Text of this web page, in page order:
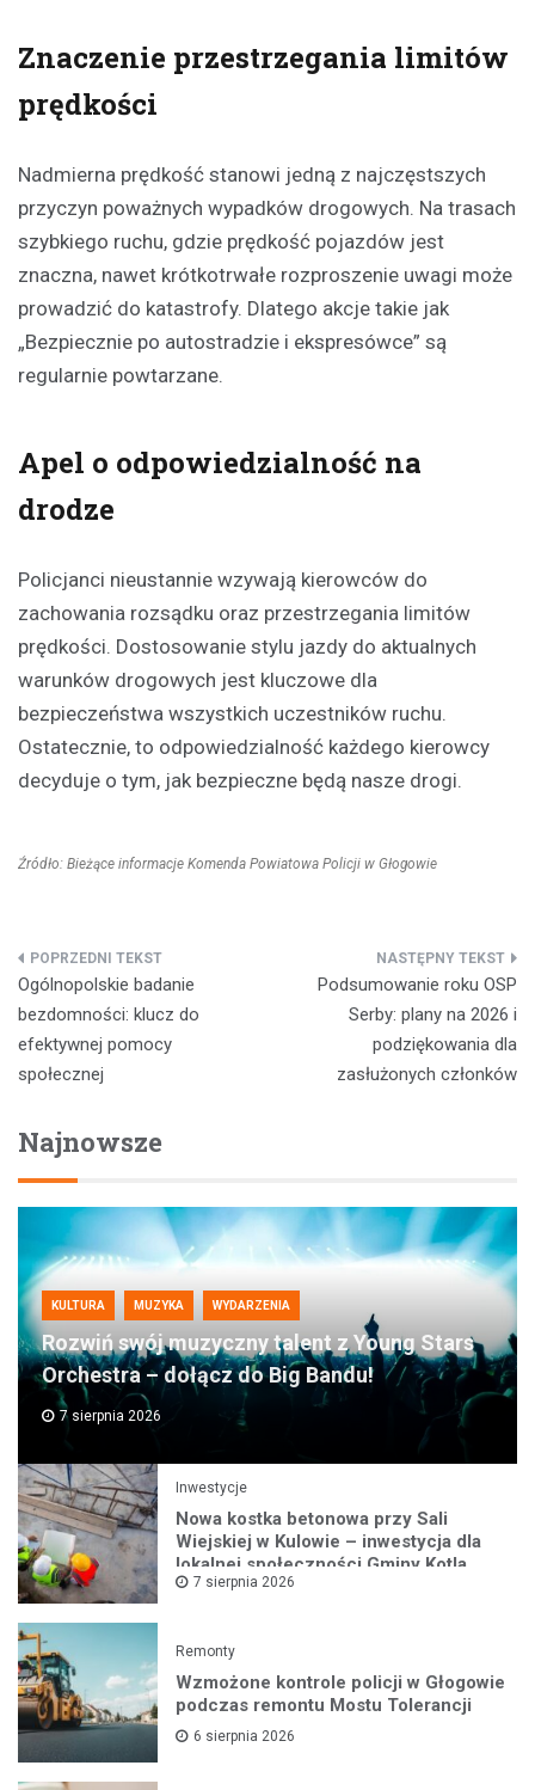
Znaczenie przestrzegania limitów
prędkości
Nadmierna prędkość stanowi jedną z najczęstszych
przyczyn poważnych wypadków drogowych. Na trasach
szybkiego ruchu, gdzie prędkość pojazdów jest
znaczna, nawet krótkotrwałe rozproszenie uwagi może
prowadzić do katastrofy. Dlatego akcje takie jak
„Bezpiecznie po autostradzie i ekspresówce” są
regularnie powtarzane.
Apel o odpowiedzialność na
drodze
Policjanci nieustannie wzywają kierowców do
zachowania rozsądku oraz przestrzegania limitów
prędkości. Dostosowanie stylu jazdy do aktualnych
warunków drogowych jest kluczowe dla
bezpieczeństwa wszystkich uczestników ruchu.
Ostatecznie, to odpowiedzialność każdego kierowcy
decyduje o tym, jak bezpieczne będą nasze drogi.
Źródło: Bieżące informacje Komenda Powiatowa Policji w Głogowie
Nawigacja
wpisu
Ogólnopolskie badanie
bezdomności: klucz do
efektywnej pomocy
społecznej
Podsumowanie roku OSP
Serby: plany na 2026 i
podziękowania dla
zasłużonych członków
Najnowsze
KULTURA MUZYKA WYDARZENIA
Rozwiń swój muzyczny talent z Young Stars
Orchestra – dołącz do Big Bandu!
7 sierpnia 2026
Inwestycje
Nowa kostka betonowa przy Sali
Wiejskiej w Kulowie – inwestycja dla
lokalnej społeczności Gminy Kotla
7 sierpnia 2026
Remonty
Wzmożone kontrole policji w Głogowie
podczas remontu Mostu Tolerancji
6 sierpnia 2026